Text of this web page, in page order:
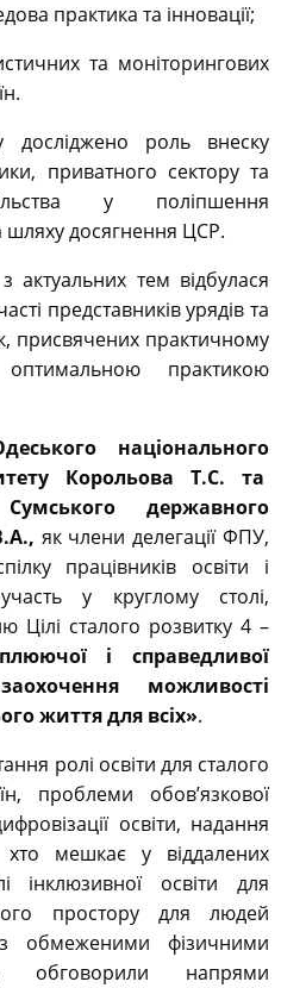
практика та інновації;
та моніторингових
досліджено роль внеску
приватного сектору та
у поліпшення
досягнення ЦСР.
тем відбулася
представників урядів та
присвячених практичному
практикою
національного
Корольова Т.С. та
державного
як члени делегації ФПУ,
працівників освіти і
у круглому столі,
Цілі сталого розвитку 4 –
і справедливої
можливості
життя для всіх».
ролі освіти для сталого
проблеми обов’язкової
освіти, надання
хто мешкає у віддалених
інклюзивної освіти для
простору для людей
обмеженими фізичними
обговорили напрями